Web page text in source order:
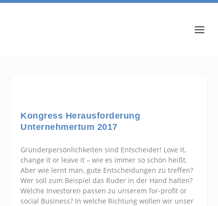
Kongress Herausforderung
Unternehmertum 2017
Gründerpersönlichkeiten sind Entscheider! Love it,
change it or leave it – wie es immer so schön heißt.
Aber wie lernt man, gute Entscheidungen zu treffen?
Wer soll zum Beispiel das Ruder in der Hand halten?
Welche Investoren passen zu unserem for-profit or
social Business? In welche Richtung wollen wir unser